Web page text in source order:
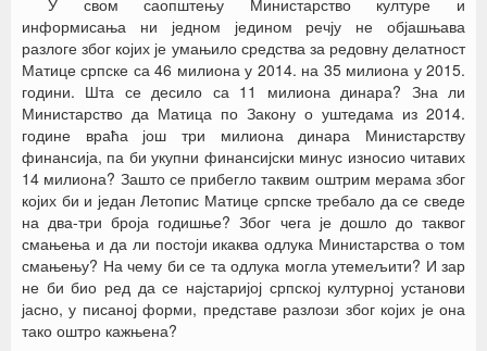
У свом саопштењу Министарство културе и
информисања ни једном једином речју не објашњава
разлоге због којих је умањило средства за редовну делатност
Матице српске са 46 милиона у 2014. на 35 милиона у 2015.
години. Шта се десило са 11 милиона динара? Зна ли
Министарство да Матица по Закону о уштедама из 2014.
године враћа још три милиона динара Министарству
финансија, па би укупни финансијски минус износио читавих
14 милиона? Зашто се прибегло таквим оштрим мерама због
којих би и један Летопис Матице српске требало да се сведе
на два-три броја годишње? Због чега је дошло до таквог
смањења и да ли постоји икаква одлука Министарства о том
смањењу? На чему би се та одлука могла утемељити? И зар
не би био ред да се најстаријој српској културној установи
јасно, у писаној форми, представе разлози због којих је она
тако оштро кажњена?